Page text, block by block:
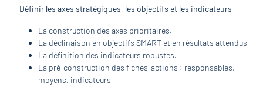
Définir les axes stratégiques, les objectifs et les indicateurs
La construction des axes prioritaires.
La déclinaison en objectifs SMART et en résultats attendus.
La définition des indicateurs robustes.
La pré-construction des fiches-actions : responsables,
moyens, indicateurs.